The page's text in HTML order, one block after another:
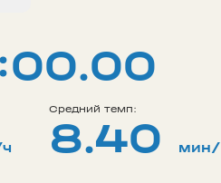
Средний темп:
8.40 мин/